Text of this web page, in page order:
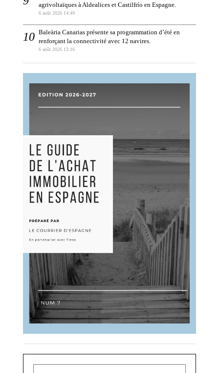
agrivoltaïques à Aldealices et Castilfrío en Espagne.
6 août 2026 14:49
Baleària Canarias présente sa programmation d’été en
renforçant la connectivité avec 12 navires.
6 août 2026 13:16